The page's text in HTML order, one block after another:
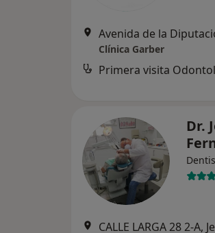
Clínica Garber
Primera visita
Dr.
CALLE LARGA 28 2-A,